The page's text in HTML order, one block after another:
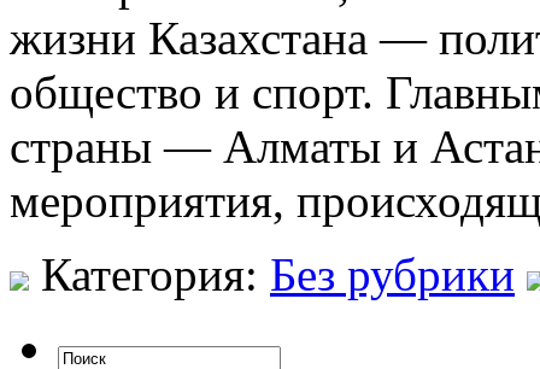
жизни Казахстана —
общество и спорт.
страны — Алматы и
мероприятия,
Категория: Без рубрики